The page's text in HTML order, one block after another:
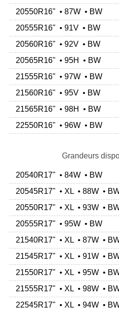
20550R16" • 87W • BW
20555R16" • 91V • BW
20560R16" • 92V • BW
20565R16" • 95H • BW
21555R16" • 97W • BW
21560R16" • 95V • BW
21565R16" • 98H • BW
22550R16" • 96W • BW
Grandeurs
20540R17" • 84W • BW
20545R17" • XL • 88W •
20550R17" • XL • 93W •
20555R17" • 95W • BW
21540R17" • XL • 87W •
21545R17" • XL • 91W •
21550R17" • XL • 95W •
21555R17" • XL • 98W •
22545R17" • XL • 94W •